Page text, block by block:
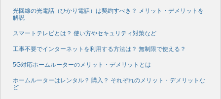
光回線の光電話（ひかり電話）は契約すべき？ メリット・デメリットを
解説
スマートテレビとは？ 使い方やセキュリティ対策など
工事不要でインターネットを利用する方法は？ 無制限で使える？
5G対応ホームルーターのメリット・デメリットとは
ホームルーターはレンタル？ 購入？ それぞれのメリット・デメリットな
ど